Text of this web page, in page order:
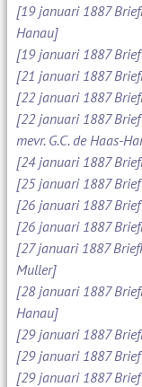
[19 januari 1887
Hanau]
[19 januari 1887
[21 januari 1887
[22 januari 1887
[22 januari 1887 Brief
mevr. G.C. de Haas-
[24 januari 1887
[25 januari 1887
[26 januari 1887
[26 januari 1887
[27 januari 1887
Muller]
[28 januari 1887
Hanau]
[29 januari 1887
[29 januari 1887
[29 januari 1887